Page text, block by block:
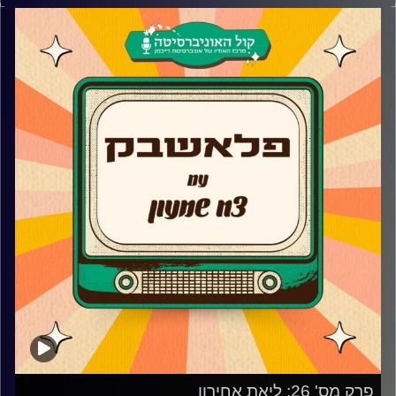
ספיר דרמון מגיעה לאולפן פלאשבק וסיפרה על האודישן
לראש גדול, הדמות של יעל שליוותה אותה, סודות הדיבוב ומה
היא מעדיפה יותר תיאטרון, קולנוע או טלוויזיה?
בנוסף, איזו סצנה הכי זכורה לה מראש גדול ואיך זה קשור
לפסיטוק?
קרדיט תמונות:
פרק מס' 26: ליאת אחירון